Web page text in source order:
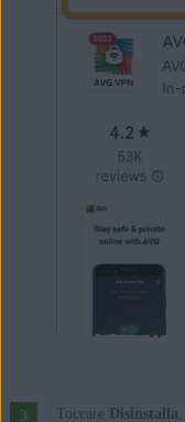
Toccare Disinstalla